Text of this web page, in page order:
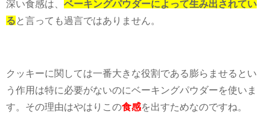
深い食感は、 ベーキングパウダーによって生み出されてい
る と言っても過言ではありません。
クッキーに関しては一番大きな役割である膨らませるとい
う作用は特に必要がないのにベーキングパウダーを使いま
す。その理由はやはりこの食感を出すためなのですね。